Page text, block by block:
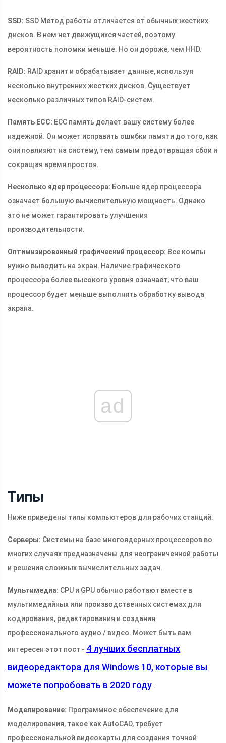
SSD: SSD Метод работы отличается от обычных жестких
дисков. В нем нет движущихся частей, поэтому
вероятность поломки меньше. Но он дороже, чем HHD.
RAID: RAID хранит и обрабатывает данные, используя
несколько внутренних жестких дисков. Существует
несколько различных типов RAID-систем.
Память ECC: ECC память делает вашу систему более
надежной. Он может исправить ошибки памяти до того, как
они повлияют на систему, тем самым предотвращая сбои и
сокращая время простоя.
Несколько ядер процессора: Больше ядер процессора
означает большую вычислительную мощность. Однако
это не может гарантировать улучшения
производительности.
Оптимизированный графический процессор: Все компы
нужно выводить на экран. Наличие графического
процессора более высокого уровня означает, что ваш
процессор будет меньше выполнять обработку вывода
экрана.
ad
Типы
Ниже приведены типы компьютеров для рабочих станций.
Серверы: Системы на базе многоядерных процессоров во
многих случаях предназначены для неограниченной работы
и решения сложных вычислительных задач.
Мультимедиа: CPU и GPU обычно работают вместе в
мультимедийных или производственных системах для
кодирования, редактирования и создания
профессионального аудио / видео. Может быть вам
интересен этот пост - 4 лучших бесплатных
видеоредактора для Windows 10, которые вы
можете попробовать в 2020 году .
Моделирование: Программное обеспечение для
моделирования, такое как AutoCAD, требует
профессиональной видеокарты для создания точной